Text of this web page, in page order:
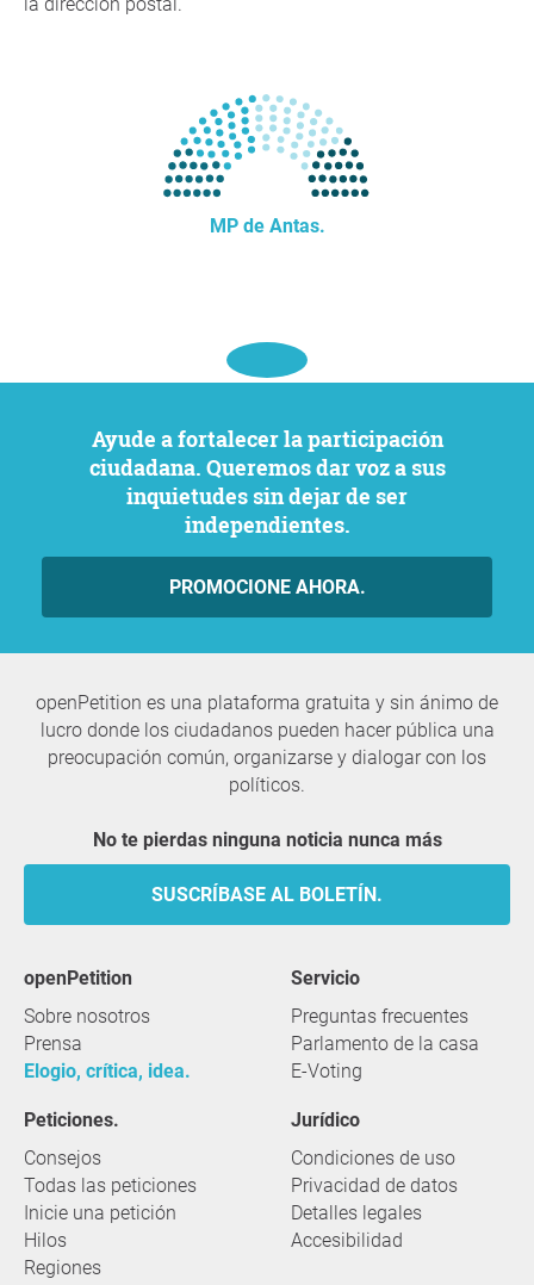
MP de Antas.
Ayude a fortalecer la participación
ciudadana. Queremos dar voz a sus
inquietudes sin dejar de ser
independientes.
PROMOCIONE AHORA.
openPetition es una plataforma gratuita y sin ánimo de
lucro donde los ciudadanos pueden hacer pública una
preocupación común, organizarse y dialogar con los
políticos.
No te pierdas ninguna noticia nunca más
SUSCRÍBASE AL BOLETÍN.
openPetition
Sobre nosotros
Prensa
Elogio, crítica, idea.
servicio
Preguntas frecuentes
Parlamento de la casa
E-Voting
Peticiones.
Consejos
Todas las peticiones
Inicie una petición
Hilos
Regiones
Jurídico
Condiciones de uso
Privacidad de datos
Detalles legales
Accesibilidad